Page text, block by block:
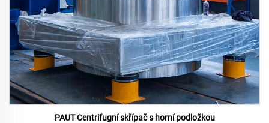
PAUT Centrifugní skřípač s horní podložkou